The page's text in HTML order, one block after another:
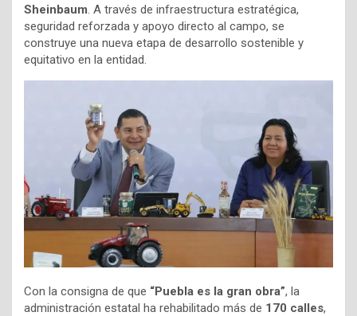
Sheinbaum. A través de infraestructura estratégica,
seguridad reforzada y apoyo directo al campo, se
construye una nueva etapa de desarrollo sostenible y
equitativo en la entidad.
Con la consigna de que “Puebla es la gran obra”, la
administración estatal ha rehabilitado más de 170 calles,